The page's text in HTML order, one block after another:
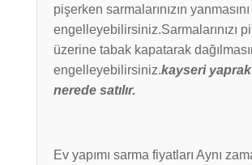
pişerken sarmalarınızın yanmasını
engelleyebilirsiniz.Sarmalarınızı
üzerine tabak kapatarak
engelleyebilirsiniz.kayseri yaprak
nerede satılır.
Ev yapımı sarma fiyatları Aynı